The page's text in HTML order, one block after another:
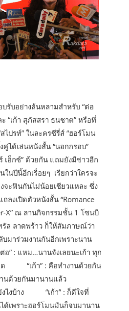
รับอย่างล้นหลามสำหรับ “ต่อ
“เก้า สุภัสสรา ธนชาต” หรือที่
ไปรท์” ในละครซีรี่ส์ “ฮอร์โมน
คู่ได้เล่นหนังสั้น “นอกกรอบ”
เอ็กซ์” ด้วยกัน แถมยังมีข่าวอีก
ในปีนี้อีกเรื่อยๆ เรียกว่าใครจะ
ะฟินกันไม่น้อยเชียวแหละ ซึ่ง
ลงเปิดตัวหนังสั้น “Romance
X” ณ ลานกิจกรรมชั้น 1 โซนบี
รัล ลาดพร้าว ก็ให้สัมภาษณ์ว่า
บมาร่วมงานกันอีกเพราะนาน
: แหม…นานจังเลยนะเก้า ทุก
ด “เก้า” : คือทำงานด้วยกัน
นด้วยกันมานานแล้ว
งไงบ้าง “เก้า” : ก็ดีใจที่
ด้เพราะฮอร์โมนมันก็จบมานาน